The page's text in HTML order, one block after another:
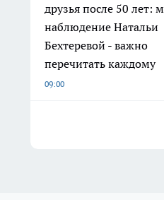
друзья после 50 лет:
наблюдение Натальи
Бехтеревой - важно
перечитать каждому
09:00